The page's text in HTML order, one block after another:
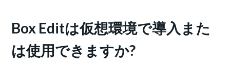
Box Editは仮想環境で導入また
は使用できますか?